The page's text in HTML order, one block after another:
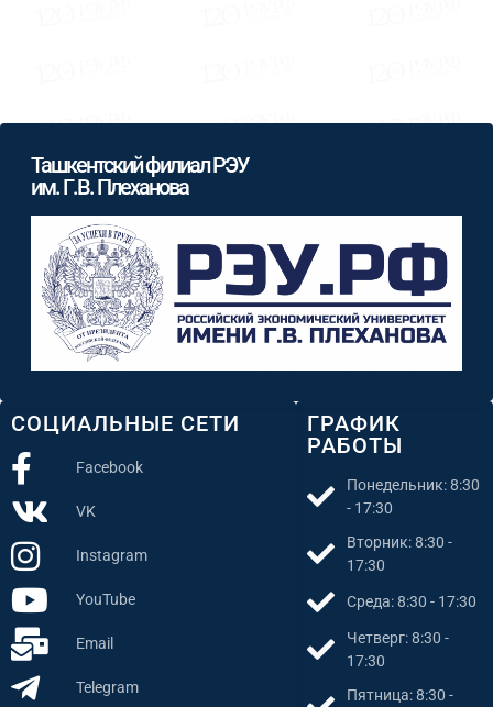
ГРАФИК
РАБОТЫ
Понедельник: 8:30
- 17:30
Вторник: 8:30 -
17:30
Среда: 8:30 - 17:30
Четверг: 8:30 -
17:30
Пятница: 8:30 -
СОЦИАЛЬНЫЕ СЕТИ
Facebook
VK
Instagram
YouTube
Email
Telegram
Ташкентский филиал РЭУ
им. Г.В. Плеханова